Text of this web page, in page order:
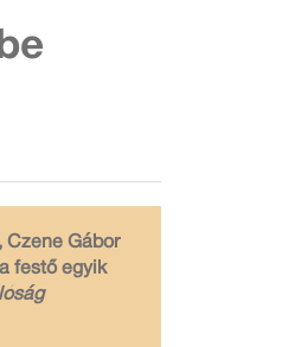
Czene Gábor
festő egyik